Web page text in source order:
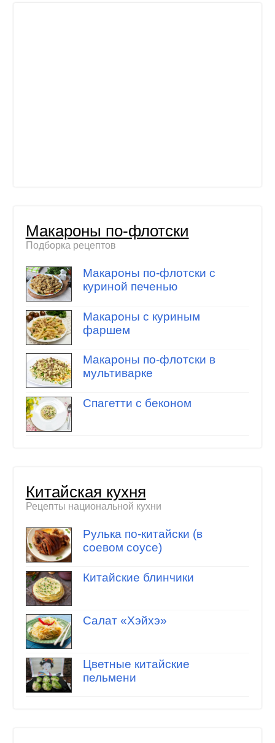
Макароны по-флотски
Подборка рецептов
Макароны по-флотски с
куриной печенью
Макароны с куриным
фаршем
Макароны по-флотски в
мультиварке
Спагетти с беконом
Китайская кухня
Рецепты национальной кухни
Рулька по-китайски (в
соевом соусе)
Китайские блинчики
Салат «Хэйхэ»
Цветные китайские
пельмени